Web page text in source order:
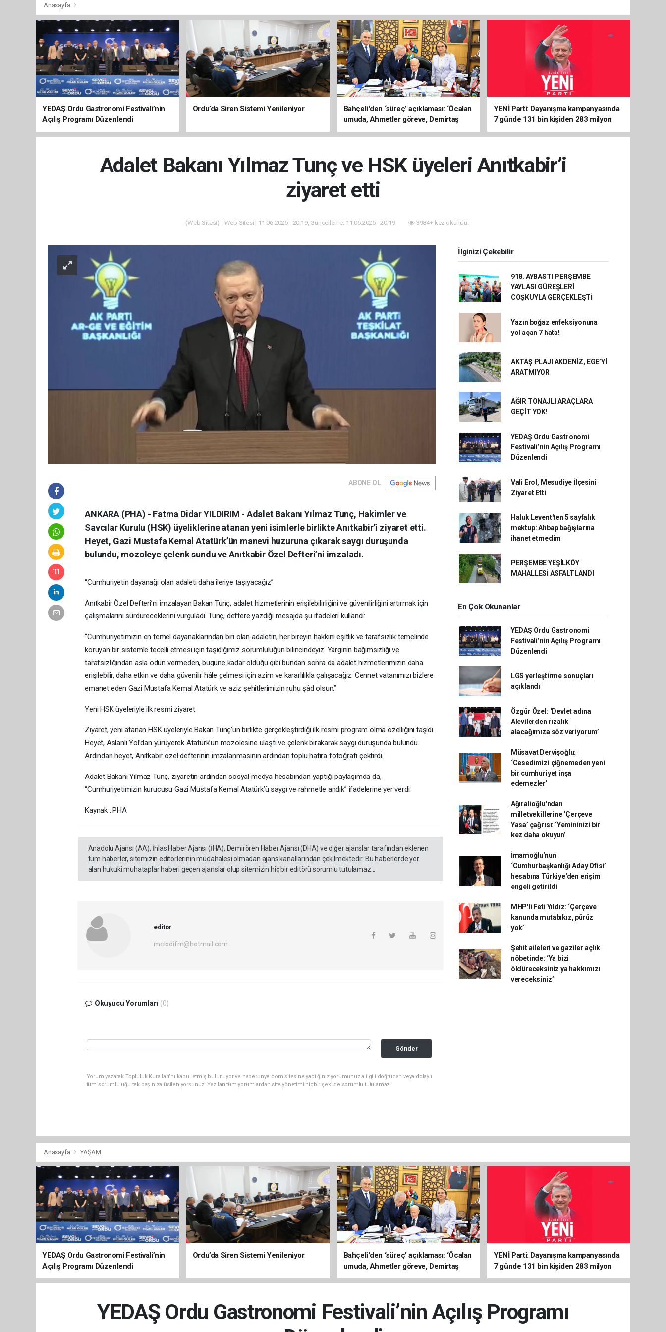
Anasayfa
YEDAŞ Ordu Gastronomi Festivali’nin
Açılış Programı Düzenlendi
Ordu’da Siren Sistemi Yenileniyor
Bahçeli'den ‘süreç’ açıklaması: ‘Öcalan
umuda, Ahmetler göreve, Demirtaş
evine dönmeli’
YENİ Parti: Dayanışma kampanyasında
7 günde 131 bin kişiden 283 milyon
liralık destek
Adalet Bakanı Yılmaz Tunç ve HSK üyeleri Anıtkabir’i
ziyaret etti
(Web Sitesi) - Web Sitesi | 11.06.2025 - 20:19, Güncelleme: 11.06.2025 - 20:19 3984+ kez okundu.
ABONE OL
ANKARA (PHA) - Fatma Didar YILDIRIM - Adalet Bakanı Yılmaz Tunç, Hakimler ve
Savcılar Kurulu (HSK) üyeliklerine atanan yeni isimlerle birlikte Anıtkabir’i ziyaret etti.
Heyet, Gazi Mustafa Kemal Atatürk’ün manevi huzuruna çıkarak saygı duruşunda
bulundu, mozoleye çelenk sundu ve Anıtkabir Özel Defteri’ni imzaladı.
“Cumhuriyetin dayanağı olan adaleti daha ileriye taşıyacağız”
Anıtkabir Özel Defteri’ni imzalayan Bakan Tunç, adalet hizmetlerinin erişilebilirliğini ve güvenilirliğini artırmak için
çalışmalarını sürdüreceklerini vurguladı. Tunç, deftere yazdığı mesajda şu ifadeleri kullandı:
“Cumhuriyetimizin en temel dayanaklarından biri olan adaletin, her bireyin hakkını eşitlik ve tarafsızlık temelinde
koruyan bir sistemle tecelli etmesi için taşıdığımız sorumluluğun bilincindeyiz. Yargının bağımsızlığı ve
tarafsızlığından asla ödün vermeden, bugüne kadar olduğu gibi bundan sonra da adalet hizmetlerimizin daha
erişilebilir, daha etkin ve daha güvenilir hâle gelmesi için azim ve kararlılıkla çalışacağız. Cennet vatanımızı bizlere
emanet eden Gazi Mustafa Kemal Atatürk ve aziz şehitlerimizin ruhu şâd olsun.”
Yeni HSK üyeleriyle ilk resmi ziyaret
Ziyaret, yeni atanan HSK üyeleriyle Bakan Tunç’un birlikte gerçekleştirdiği ilk resmi program olma özelliğini taşıdı.
Heyet, Aslanlı Yol’dan yürüyerek Atatürk’ün mozolesine ulaştı ve çelenk bırakarak saygı duruşunda bulundu.
Ardından heyet, Anıtkabir özel defterinin imzalanmasının ardından toplu hatıra fotoğrafı çektirdi.
Adalet Bakanı Yılmaz Tunç, ziyaretin ardından sosyal medya hesabından yaptığı paylaşımda da,
“Cumhuriyetimizin kurucusu Gazi Mustafa Kemal Atatürk’ü saygı ve rahmetle andık” ifadelerine yer verdi.
Kaynak : PHA
Anadolu Ajansı (AA), İhlas Haber Ajansı (İHA), Demirören Haber Ajansı (DHA) ve diğer ajanslar tarafından eklenen
tüm haberler, sitemizin editörlerinin müdahalesi olmadan ajans kanallarından çekilmektedir. Bu haberlerde yer
alan hukuki muhataplar haberi geçen ajanslar olup sitemizin hiç bir editörü sorumlu tutulamaz...
editor
melodifm@hotmail.com
Okuyucu Yorumları (0)
Gönder
Yorum yazarak Topluluk Kuralları’nı kabul etmiş bulunuyor ve haberunye.com sitesine yaptığınız yorumunuzla ilgili doğrudan veya dolaylı
tüm sorumluluğu tek başınıza üstleniyorsunuz. Yazılan tüm yorumlardan site yönetimi hiçbir şekilde sorumlu tutulamaz.
İlginizi Çekebilir
918. AYBASTI PERŞEMBE
YAYLASI GÜREŞLERİ
COŞKUYLA GERÇEKLEŞTİ
Yazın boğaz enfeksiyonuna
yol açan 7 hata!
AKTAŞ PLAJI AKDENİZ, EGE’Yİ
ARATMIYOR
AĞIR TONAJLI ARAÇLARA
GEÇİT YOK!
YEDAŞ Ordu Gastronomi
Festivali’nin Açılış Programı
Düzenlendi
Vali Erol, Mesudiye İlçesini
Ziyaret Etti
Haluk Levent'ten 5 sayfalık
mektup: Ahbap bağışlarına
ihanet etmedim
PERŞEMBE YEŞİLKÖY
MAHALLESİ ASFALTLANDI
En Çok Okunanlar
YEDAŞ Ordu Gastronomi
Festivali’nin Açılış Programı
Düzenlendi
LGS yerleştirme sonuçları
açıklandı
Özgür Özel: ‘Devlet adına
Alevilerden rızalık
alacağımıza söz veriyorum’
Müsavat Dervişoğlu:
‘Cesedimizi çiğnemeden yeni
bir cumhuriyet inşa
edemezler’
Ağıralioğlu'ndan
milletvekillerine ‘Çerçeve
Yasa’ çağrısı: ‘Yemininizi bir
kez daha okuyun’
İmamoğlu'nun
‘Cumhurbaşkanlığı Aday Ofisi’
hesabına Türkiye'den erişim
engeli getirildi
MHP'li Feti Yıldız: ‘Çerçeve
kanunda mutabıkız, pürüz
yok’
Şehit aileleri ve gaziler açlık
nöbetinde: ‘Ya bizi
öldüreceksiniz ya hakkımızı
vereceksiniz’
Anasayfa YAŞAM
YEDAŞ Ordu Gastronomi Festivali’nin
Açılış Programı Düzenlendi
Ordu’da Siren Sistemi Yenileniyor
Bahçeli'den ‘süreç’ açıklaması: ‘Öcalan
umuda, Ahmetler göreve, Demirtaş
evine dönmeli’
YENİ Parti: Dayanışma kampanyasında
7 günde 131 bin kişiden 283 milyon
liralık destek
YEDAŞ Ordu Gastronomi Festivali’nin Açılış Programı